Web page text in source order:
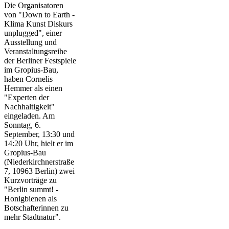
Die Organisatoren
von "Down to Earth -
Klima Kunst Diskurs
unplugged", einer
Ausstellung und
Veranstaltungsreihe
der Berliner Festspiele
im Gropius-Bau,
haben Cornelis
Hemmer als einen
"Experten der
Nachhaltigkeit"
eingeladen. Am
Sonntag, 6.
September, 13:30 und
14:20 Uhr, hielt er im
Gropius-Bau
(Niederkirchnerstraße
7, 10963 Berlin) zwei
Kurzvorträge zu
"Berlin summt! -
Honigbienen als
Botschafterinnen zu
mehr Stadtnatur".